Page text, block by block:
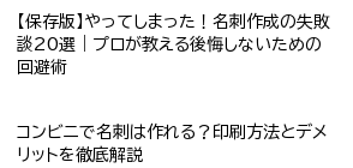
【保存版】やってしまった！名刺作成の失敗
談20選｜プロが教える後悔しないための
回避術
コンビニで名刺は作れる？印刷方法とデメ
リットを徹底解説